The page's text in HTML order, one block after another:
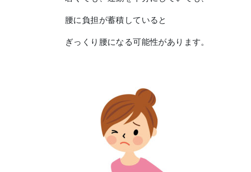
腰に負担が蓄積している と
ぎっくり腰になる可能性があります。